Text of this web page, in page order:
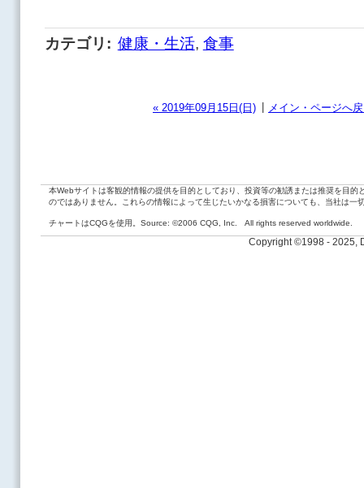
カテゴリ : 健康・生活, 食事
« 2019年09月15日(日) メイン・ページへ
本Webサイトは客観的情報の提供を目的としており、投資等の勧誘または推奨を目
のではありません。これらの情報によって生じたいかなる損害についても、当社は一
チャートはCQGを使用。Source: ©2006 CQG, Inc. All rights reserved worldwide.
Copyright ©1998 - 2025,